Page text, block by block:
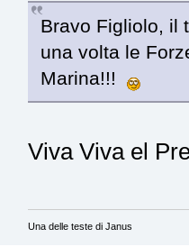
Bravo Figliolo, il
una volta le
Marina!!!
Viva Viva el
Una delle teste di Janus